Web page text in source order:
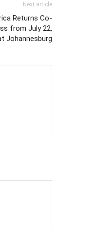
Next article
Returns Co-
from July 22,
Johannesburg